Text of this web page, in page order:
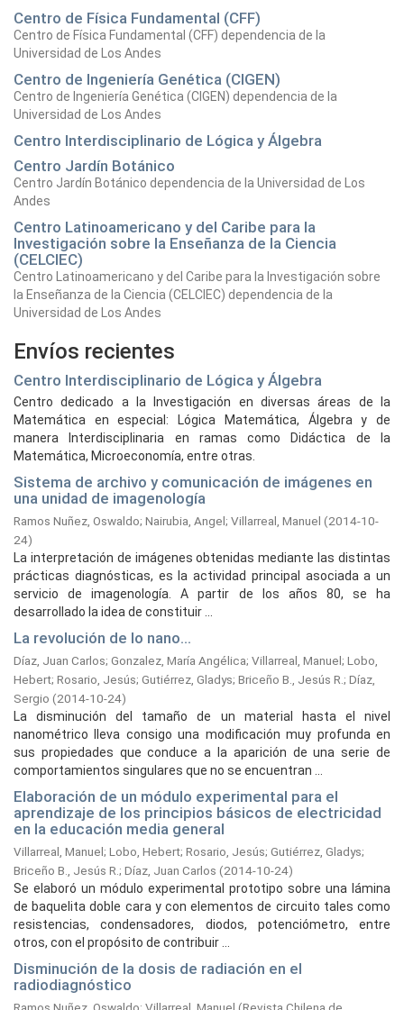
Centro de Física Fundamental (CFF)
Centro de Física Fundamental (CFF) dependencia de la
Universidad de Los Andes
Centro de Ingeniería Genética (CIGEN)
Centro de Ingeniería Genética (CIGEN) dependencia de la
Universidad de Los Andes
Centro Interdisciplinario de Lógica y Álgebra
Centro Jardín Botánico
Centro Jardín Botánico dependencia de la Universidad de Los
Andes
Centro Latinoamericano y del Caribe para la
Investigación sobre la Enseñanza de la Ciencia
(CELCIEC)
Centro Latinoamericano y del Caribe para la Investigación sobre
la Enseñanza de la Ciencia (CELCIEC) dependencia de la
Universidad de Los Andes
Envíos recientes
Centro Interdisciplinario de Lógica y Álgebra
Centro dedicado a la Investigación en diversas áreas de la
Matemática en especial: Lógica Matemática, Álgebra y de
manera Interdisciplinaria en ramas como Didáctica de la
Matemática, Microeconomía, entre otras.
Sistema de archivo y comunicación de imágenes en
una unidad de imagenología
Ramos Nuñez, Oswaldo; Nairubia, Angel; Villarreal, Manuel (2014-10-
24)
La interpretación de imágenes obtenidas mediante las distintas
prácticas diagnósticas, es la actividad principal asociada a un
servicio de imagenología. A partir de los años 80, se ha
desarrollado la idea de constituir ...
La revolución de lo nano...
Díaz, Juan Carlos; Gonzalez, María Angélica; Villarreal, Manuel; Lobo,
Hebert; Rosario, Jesús; Gutiérrez, Gladys; Briceño B., Jesús R. ; Díaz,
Sergio (2014-10-24)
La disminución del tamaño de un material hasta el nivel
nanométrico lleva consigo una modificación muy profunda en
sus propiedades que conduce a la aparición de una serie de
comportamientos singulares que no se encuentran ...
Elaboración de un módulo experimental para el
aprendizaje de los principios básicos de electricidad
en la educación media general
Villarreal, Manuel; Lobo, Hebert; Rosario, Jesús; Gutiérrez, Gladys;
Briceño B., Jesús R. ; Díaz, Juan Carlos (2014-10-24)
Se elaboró un módulo experimental prototipo sobre una lámina
de baquelita doble cara y con elementos de circuito tales como
resistencias, condensadores, diodos, potenciómetro, entre
otros, con el propósito de contribuir ...
Disminución de la dosis de radiación en el
radiodiagnóstico